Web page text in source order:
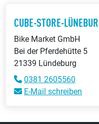
CUBE-STORE-
Bike Market GmbH
Bei der Pferdehütte 5
21339 Lündeburg
0381 2605560
E-Mail schreiben